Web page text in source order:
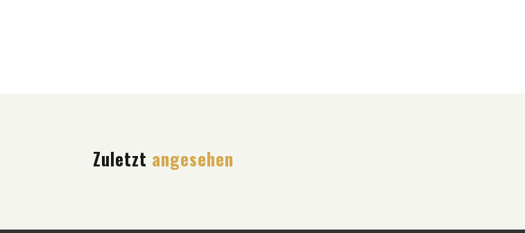
Zuletzt angesehen